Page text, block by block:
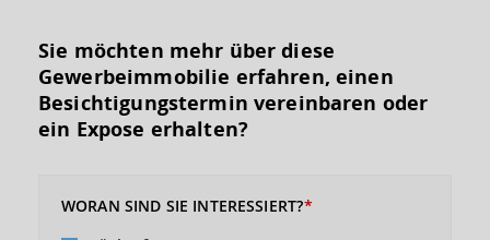
Sie möchten mehr über diese
Gewerbeimmobilie erfahren, einen
Besichtigungs­termin vereinbaren oder
ein Expose erhalten?
WORAN SIND SIE INTERESSIERT?